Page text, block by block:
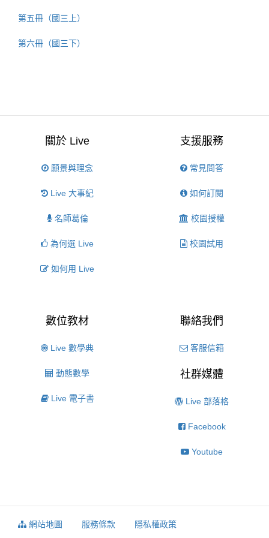
第五冊（國三上）
第六冊（國三下）
關於 Live
願景與理念
Live 大事紀
名師葛倫
為何選 Live
如何用 Live
支援服務
常見問答
如何訂閱
校園授權
校園試用
數位教材
Live 數學典
動態數學
Live 電子書
聯絡我們
客服信箱
社群媒體
Live 部落格
Facebook
Youtube
網站地圖 服務條款 隱私權政策